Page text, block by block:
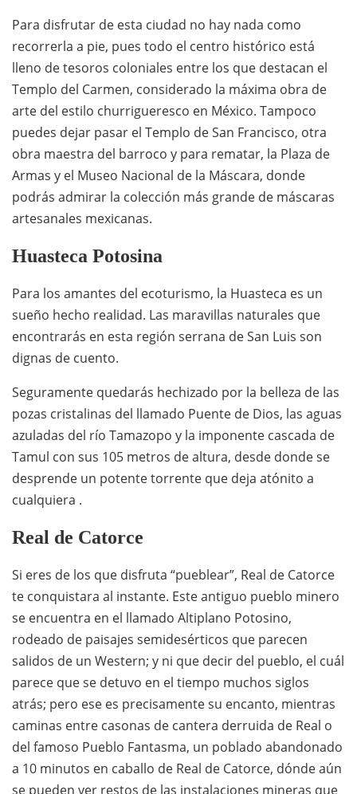
Para disfrutar de esta ciudad no hay nada como
recorrerla a pie, pues todo el centro histórico está
lleno de tesoros coloniales entre los que destacan el
Templo del Carmen, considerado la máxima obra de
arte del estilo churrigueresco en México. Tampoco
puedes dejar pasar el Templo de San Francisco, otra
obra maestra del barroco y para rematar, la Plaza de
Armas y el Museo Nacional de la Máscara, donde
podrás admirar la colección más grande de máscaras
artesanales mexicanas.
Huasteca Potosina
Para los amantes del ecoturismo, la Huasteca es un
sueño hecho realidad. Las maravillas naturales que
encontrarás en esta región serrana de San Luis son
dignas de cuento.
Seguramente quedarás hechizado por la belleza de las
pozas cristalinas del llamado Puente de Dios, las aguas
azuladas del río Tamazopo y la imponente cascada de
Tamul con sus 105 metros de altura, desde donde se
desprende un potente torrente que deja atónito a
cualquiera .
Real de Catorce
Si eres de los que disfruta “pueblear”, Real de Catorce
te conquistara al instante. Este antiguo pueblo minero
se encuentra en el llamado Altiplano Potosino,
rodeado de paisajes semidesérticos que parecen
salidos de un Western; y ni que decir del pueblo, el cuál
parece que se detuvo en el tiempo muchos siglos
atrás; pero ese es precisamente su encanto, mientras
caminas entre casonas de cantera derruida de Real o
del famoso Pueblo Fantasma, un poblado abandonado
a 10 minutos en caballo de Real de Catorce, dónde aún
se pueden ver restos de las instalaciones mineras que